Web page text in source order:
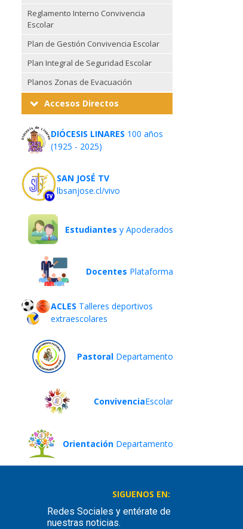
Reglamento Interno Convivencia
Escolar
Plan de Gestión Convivencia Escolar
Plan Integral de Seguridad Escolar
Planos Zonas de Evacuación
Accesos Directos
DIÓCESIS LINARES 100 años
(1925 - 2025)
SAN JOSÉ TV
lbsanjose.cl/vivo
Estudiantes y Apoderados
Docentes Plataforma
ACLES Talleres deportivos
extraescolares
Pastoral Departamento
ConvivenciaEscolar
Orientación Departamento
SIGUENOS EN:
Redes Sociales y entérate de
nuestras noticias.